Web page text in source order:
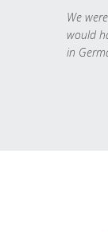
We
would
in